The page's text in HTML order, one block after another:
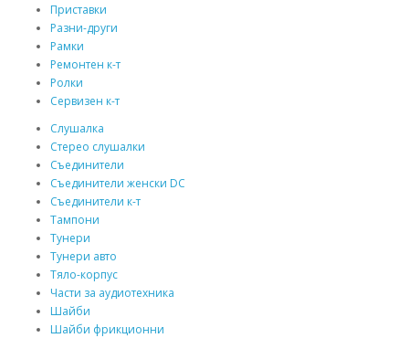
Приставки
Разни-други
Рамки
Ремонтен к-т
Ролки
Сервизен к-т
Слушалка
Стерео слушалки
Съединители
Съединители женски DC
Съединители к-т
Тампони
Тунери
Тунери авто
Тяло-корпус
Части за аудиотехника
Шайби
Шайби фрикционни